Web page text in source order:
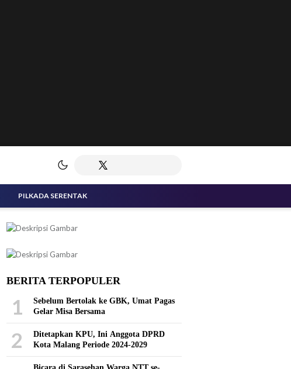
PILKADA SERENTAK
BERITA TERPOPULER
1
Sebelum Bertolak ke GBK, Umat Pagas
Gelar Misa Bersama
2
Ditetapkan KPU, Ini Anggota DPRD
Kota Malang Periode 2024-2029